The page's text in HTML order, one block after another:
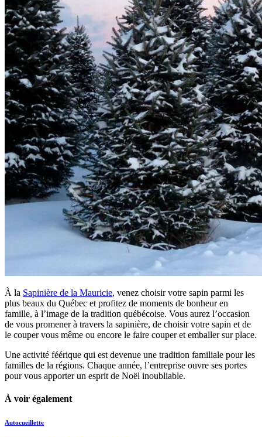
À la Sapinière de la Mauricie, venez choisir votre sapin parmi les
plus beaux du Québec et profitez de moments de bonheur en
famille, à l’image de la tradition québécoise. Vous aurez l’occasion
de vous promener à travers la sapinière, de choisir votre sapin et de
le couper vous même ou encore le faire couper et emballer sur place.
Une activité féérique qui est devenue une tradition familiale pour les
familles de la régions. ​Chaque année, l’entreprise ouvre ses portes
pour vous apporter un esprit de Noël inoubliable.
À voir également
Autocueillette